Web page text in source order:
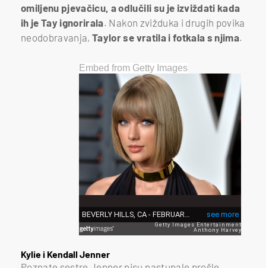
omiljenu pjevačicu, a odlučili su je izviždati kada
ih je Tay ignorirala. Nakon zvižduka i drugih povika
neodobravanja,Taylor se vratila i fotkala s njima.
Embed from Getty Images
Kylie i Kendall Jenner